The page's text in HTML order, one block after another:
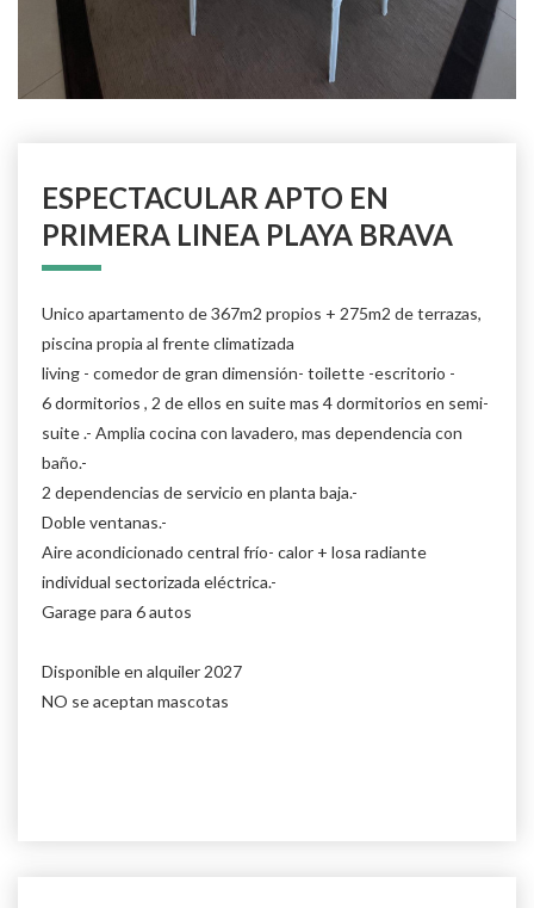
ESPECTACULAR APTO EN
PRIMERA LINEA PLAYA BRAVA
Unico apartamento de 367m2 propios + 275m2 de terrazas,
piscina propia al frente climatizada
living - comedor de gran dimensión- toilette -escritorio -
6 dormitorios , 2 de ellos en suite mas 4 dormitorios en semi-
suite .- Amplia cocina con lavadero, mas dependencia con
baño.-
2 dependencias de servicio en planta baja.-
Doble ventanas.-
Aire acondicionado central frío- calor + losa radiante
individual sectorizada eléctrica.-
Garage para 6 autos
Disponible en alquiler 2027
NO se aceptan mascotas